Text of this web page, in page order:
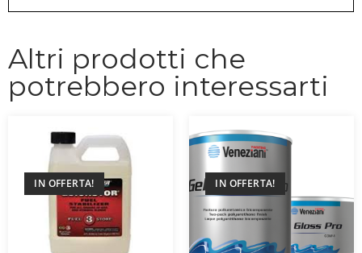
Altri prodotti che
potrebbero interessarti
IN OFFERTA! IN OFFERTA!